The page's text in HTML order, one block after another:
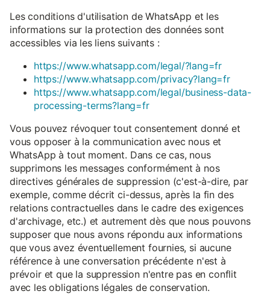
Les conditions d'utilisation de WhatsApp et les
informations sur la protection des données sont
accessibles via les liens suivants :
https://www.whatsapp.com/legal/?lang=fr
https://www.whatsapp.com/privacy?lang=fr
https://www.whatsapp.com/legal/business-data-
processing-terms?lang=fr
Vous pouvez révoquer tout consentement donné et
vous opposer à la communication avec nous et
WhatsApp à tout moment. Dans ce cas, nous
supprimons les messages conformément à nos
directives générales de suppression (c'est-à-dire, par
exemple, comme décrit ci-dessus, après la fin des
relations contractuelles dans le cadre des exigences
d'archivage, etc.) et autrement dès que nous pouvons
supposer que nous avons répondu aux informations
que vous avez éventuellement fournies, si aucune
référence à une conversation précédente n'est à
prévoir et que la suppression n'entre pas en conflit
avec les obligations légales de conservation.